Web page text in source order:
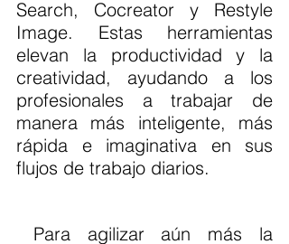
Search, Cocreator y Restyle
Image. Estas herramientas
elevan la productividad y la
creatividad, ayudando a los
profesionales a trabajar de
manera más inteligente, más
rápida e imaginativa en sus
flujos de trabajo diarios.